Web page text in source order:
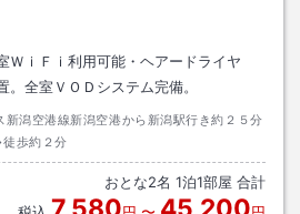
ＷｉＦｉ利用可能・ヘアードライヤ
全室ＶＯＤシステム完備。
潟空港線新潟空港から新潟駅行き約２５分
歩約２分
おとな2名 1泊1部屋 合計